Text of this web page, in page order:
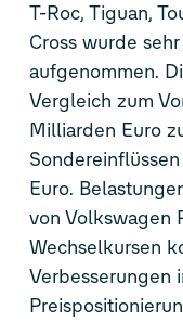
T-Roc, Tiguan,
Crosswurde
aufgenommen.
Vergleich zum
Milliarden Euro
Euro.
von Volkswagen
Wechselkursen
Verbesserungen